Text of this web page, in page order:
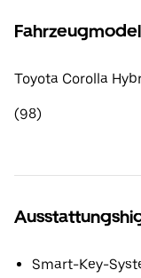
Toyota Corolla
(98)
Smart-Key-